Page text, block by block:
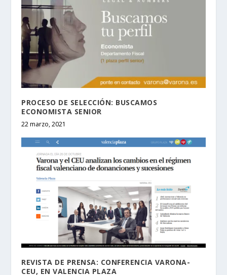
PROCESO DE SELECCIÓN: BUSCAMOS
ECONOMISTA SENIOR
22 marzo, 2021
REVISTA DE PRENSA: CONFERENCIA VARONA-
CEU, EN VALENCIA PLAZA